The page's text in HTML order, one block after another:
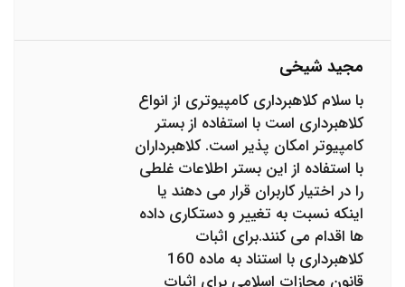
مجید شیخی
با سلام کلاهبرداری کامپیوتری از انواع
کلاهبرداری است با استفاده از بستر
کامپیوتر امکان پذیر است. کلاهبرداران
با استفاده از این بستر اطلاعات غلطی
را در اختیار کاربران قرار می دهند یا
اینکه نسبت به تغییر و دستکاری داده
ها اقدام می کنند.برای اثبات
کلاهبرداری با استناد به ماده 160
قانون مجازات اسلامی برای اثبات